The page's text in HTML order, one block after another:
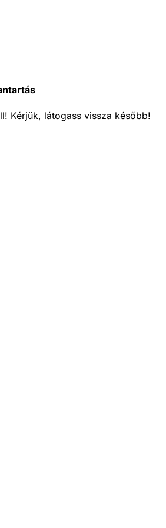
Kérjük, látogass vissza később!